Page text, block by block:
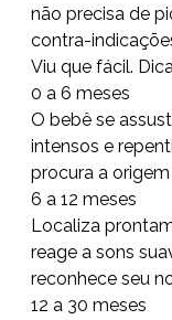
não precisa de
contra-
Viu que fácil.
0 a 6 meses
O bebê se
intensos e
procura a
6 a 12 meses
Localiza
reage a sons
reconhece seu
12 a 30 meses